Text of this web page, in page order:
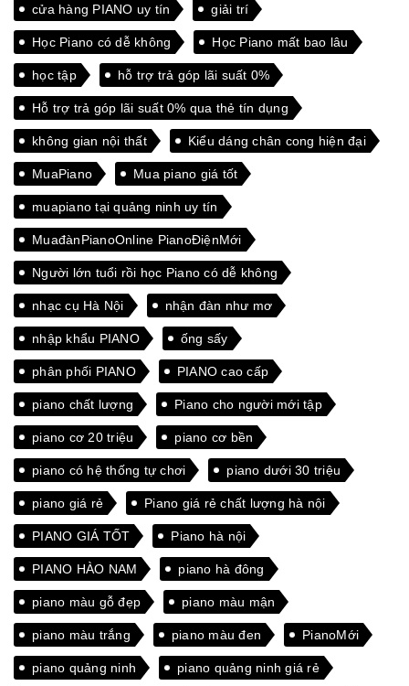
cửa hàng PIANO uy tín giải trí
Học Piano có dễ không Học Piano mất bao lâu
học tập hỗ trợ trả góp lãi suất 0%
Hỗ trợ trả góp lãi suất 0% qua thẻ tín dụng
không gian nội thất Kiểu dáng chân cong hiện đại
MuaPiano Mua piano giá tốt
muapiano tại quảng ninh uy tín
MuađànPianoOnline PianoĐiệnMới
Người lớn tuổi rồi học Piano có dễ không
nhạc cụ Hà Nội nhận đàn như mơ
nhập khẩu PIANO ống sấy
phân phối PIANO PIANO cao cấp
piano chất lượng Piano cho người mới tập
piano cơ 20 triệu piano cơ bền
piano có hệ thống tự chơi piano dưới 30 triệu
piano giá rẻ Piano giá rẻ chất lượng hà nội
PIANO GIÁ TỐT Piano hà nội
PIANO HÀO NAM piano hà đông
piano màu gỗ đẹp piano màu mận
piano màu trắng piano màu đen PianoMới
piano quảng ninh piano quảng ninh giá rẻ